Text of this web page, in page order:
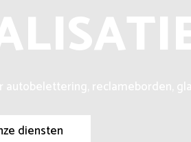
autobelettering, reclameborden,
diensten